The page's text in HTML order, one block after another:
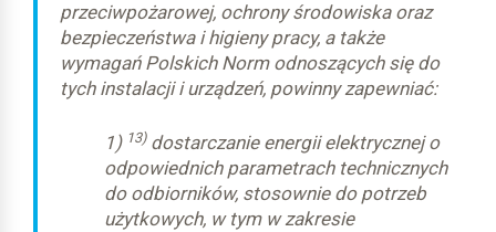
przeciwpożarowej, ochrony środowiska oraz
bezpieczeństwa i higieny pracy, a także
wymagań Polskich Norm odnoszących się do
tych instalacji i urządzeń, powinny zapewniać:
1) 13)dostarczanie energii elektrycznej o
odpowiednich parametrach technicznych
do odbiorników, stosownie do potrzeb
użytkowych, w tym w zakresie